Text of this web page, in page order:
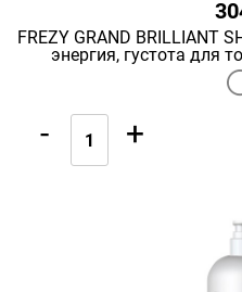
FREZY GRAND BRILLIANT
энергия, густота для
- +